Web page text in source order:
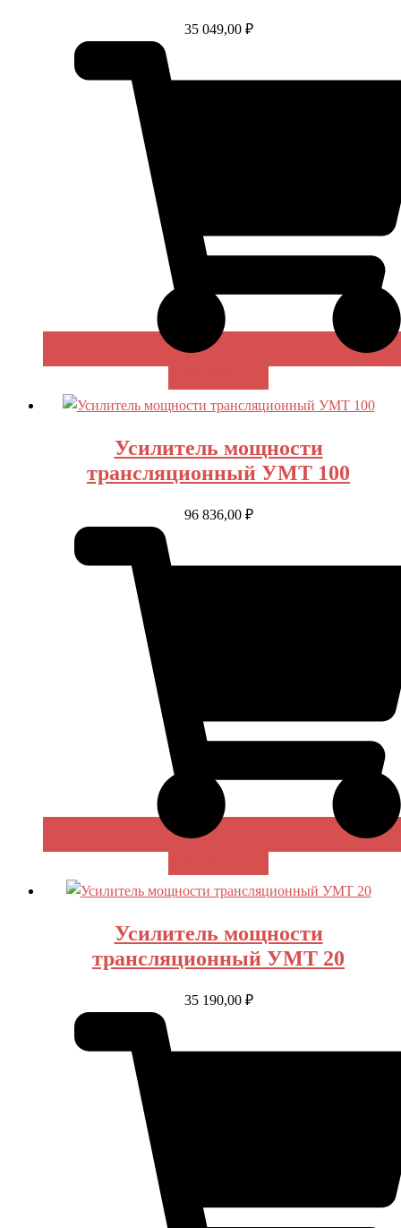
35 049,00 ₽
Усилитель мощности
трансляционный УМТ 100
96 836,00 ₽
Усилитель мощности
трансляционный УМТ 20
35 190,00 ₽